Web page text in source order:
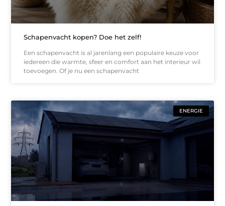
Schapenvacht kopen? Doe het zelf!
Een schapenvacht is al jarenlang een populaire keuze voor
iedereen die warmte, sfeer en comfort aan het interieur wil
toevoegen. Of je nu een schapenvacht
ENERGIE